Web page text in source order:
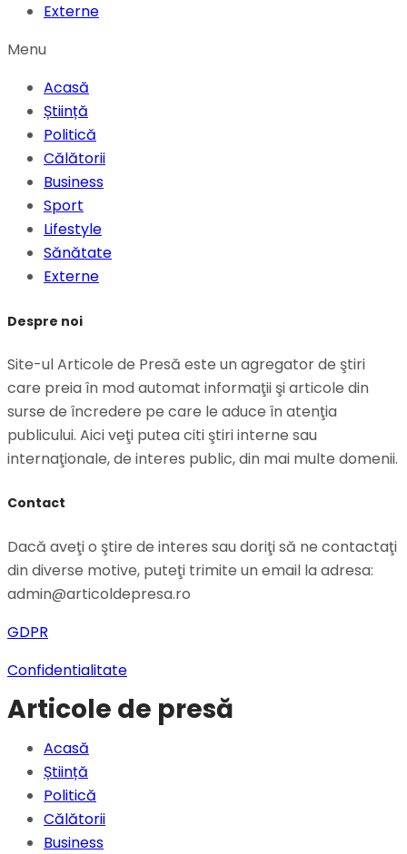
Externe
Menu
Acasă
Știință
Politică
Călătorii
Business
Sport
Lifestyle
Sănătate
Externe
Despre noi
Site-ul Articole de Presă este un agregator de ştiri
care preia în mod automat informaţii şi articole din
surse de încredere pe care le aduce în atenţia
publicului. Aici veţi putea citi ştiri interne sau
internaţionale, de interes public, din mai multe domenii.
Contact
Dacă aveţi o ştire de interes sau doriţi să ne contactaţi
din diverse motive, puteţi trimite un email la adresa:
admin@articoldepresa.ro
GDPR
Confidentialitate
Articole de presă
Acasă
Știință
Politică
Călătorii
Business